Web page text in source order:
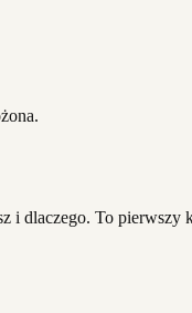
dlaczego. To pierwszy